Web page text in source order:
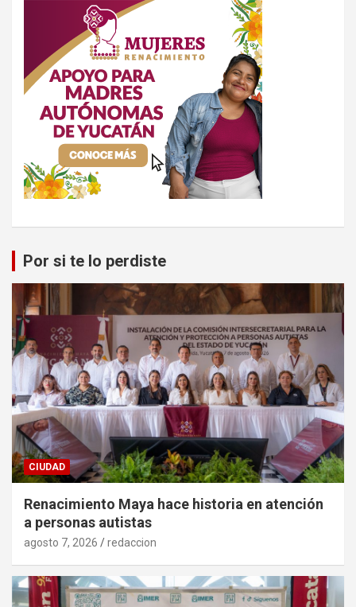
Por si te lo perdiste
CIUDAD
Renacimiento Maya hace historia en atención
a personas autistas
agosto 7, 2026 redaccion